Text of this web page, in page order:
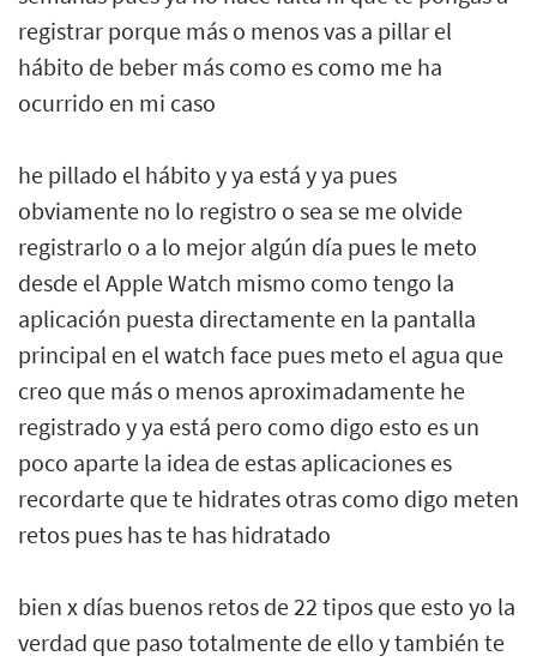
registrar porque más o menos vas a pillar el
hábito de beber más como es como me ha
ocurrido en mi caso
he pillado el hábito y ya está y ya pues
obviamente no lo registro o sea se me olvide
registrarlo o a lo mejor algún día pues le meto
desde el Apple Watch mismo como tengo la
aplicación puesta directamente en la pantalla
principal en el watch face pues meto el agua que
creo que más o menos aproximadamente he
registrado y ya está pero como digo esto es un
poco aparte la idea de estas aplicaciones es
recordarte que te hidrates otras como digo meten
retos pues has te has hidratado
bien x días buenos retos de 22 tipos que esto yo la
verdad que paso totalmente de ello y también te